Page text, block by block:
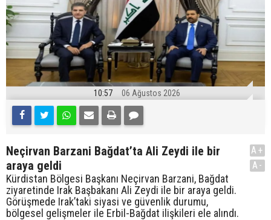
10:57 06 Ağustos 2026
Neçirvan Barzani Bağdat’ta Ali Zeydi ile bir
araya geldi
Kürdistan Bölgesi Başkanı Neçirvan Barzani, Bağdat
ziyaretinde Irak Başbakanı Ali Zeydi ile bir araya geldi.
Görüşmede Irak’taki siyasi ve güvenlik durumu,
bölgesel gelişmeler ile Erbil-Bağdat ilişkileri ele alındı.
A+
A-